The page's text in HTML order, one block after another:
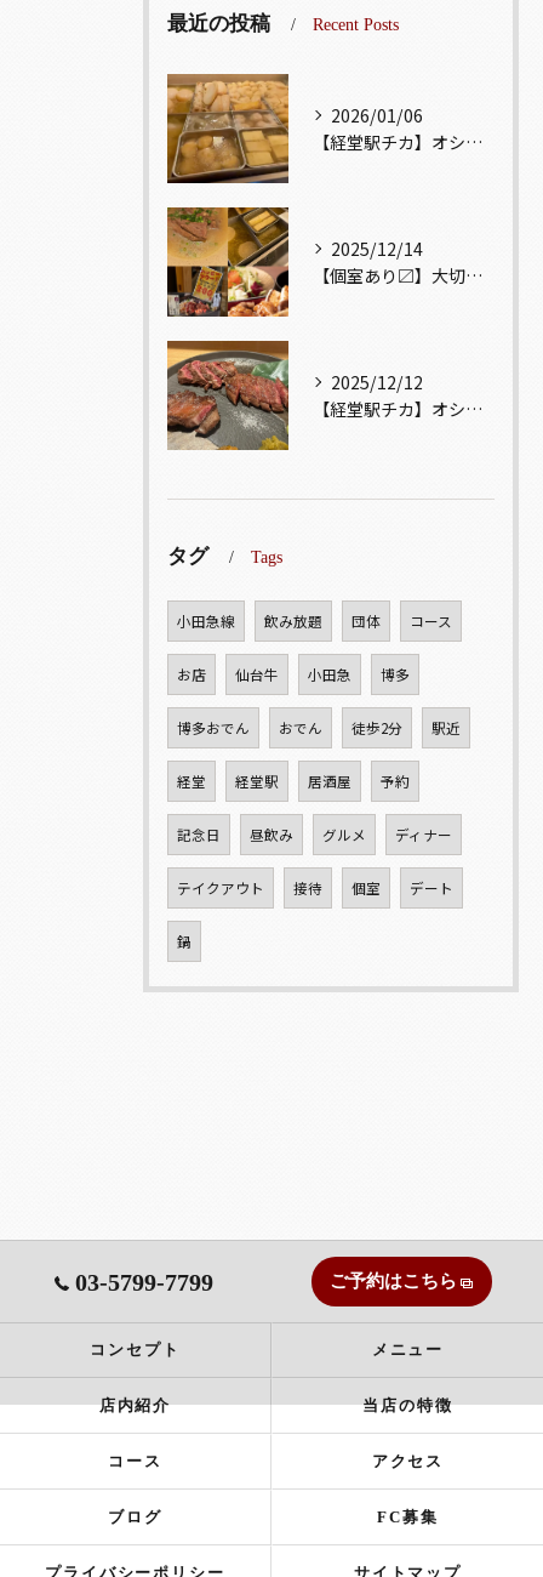
最近の投稿 Recent Posts
2026/01/06
【経堂駅チカ】オシャレ居酒屋🏮出汁が美味しいおでんがオススメ...
2025/12/14
【個室あり〼】大切な記念日、お祝い事でのご来店ぜひお待ちして...
2025/12/12
【経堂駅チカ】オシャレ居酒屋🏮自慢のお肉が楽しめる🐃お得なコ...
タグ Tags
小田急線 飲み放題 団体 コース
お店 仙台牛 小田急 博多
博多おでん おでん 徒歩2分 駅近
経堂 経堂駅 居酒屋 予約
記念日 昼飲み グルメ ディナー
テイクアウト 接待 個室 デート
鍋
03-5799-7799 ご予約はこちら
コンセプト メニュー
店内紹介 当店の特徴
コース アクセス
ブログ FC募集
プライバシーポリシー サイトマップ